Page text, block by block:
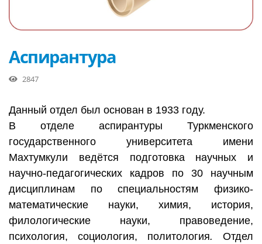
Аспирантура
2847
Данный отдел был основан в 1933 году.
В отделе аспирантуры Туркменского
государственного университета имени
Махтумкули ведётся подготовка научных и
научно-педагогических кадров по 30 научным
дисциплинам по специальностям физико-
математические науки, химия, история,
филологические науки, правоведение,
психология, социология, политология. Отдел